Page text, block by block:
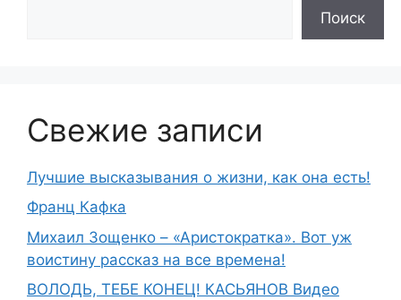
Поиск
Свежие записи
Лучшие высказывания о жизни, как она есть!
Франц Кафка
Михаил Зощенко – «Аристократка». Вот уж
воистину рассказ на все времена!
ВОЛОДЬ, ТЕБЕ КОНЕЦ! КАСЬЯНОВ Видео